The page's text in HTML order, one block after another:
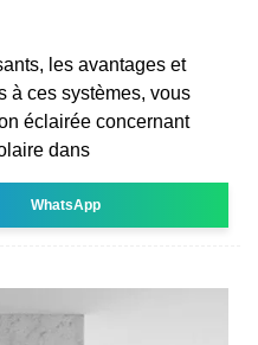
les avantages et
à ces systèmes, vous
éclairée concernant
dans
WhatsApp